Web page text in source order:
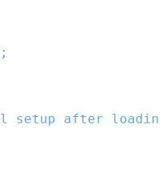
setup after